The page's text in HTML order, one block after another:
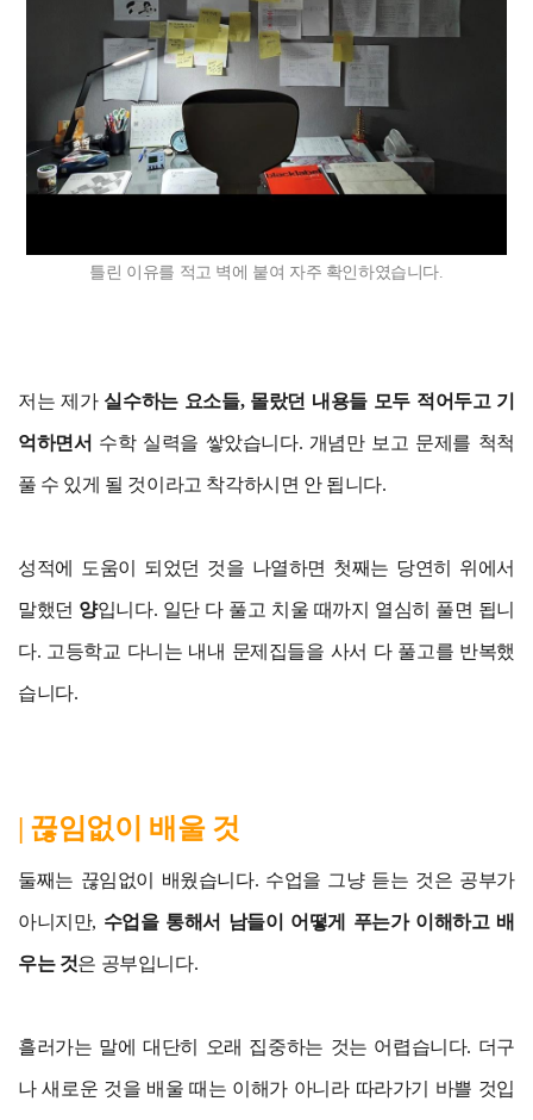
틀린 이유를 적고 벽에 붙여 자주 확인하였습니다.
저는 제가 실수하는 요소들, 몰랐던 내용들 모두 적어두고 기
억하면서 수학 실력을 쌓았습니다. 개념만 보고 문제를 척척
풀 수 있게 될 것이라고 착각하시면 안 됩니다.
성적에 도움이 되었던 것을 나열하면 첫째는 당연히 위에서
말했던 양입니다. 일단 다 풀고 치울 때까지 열심히 풀면 됩니
다. 고등학교 다니는 내내 문제집들을 사서 다 풀고를 반복했
습니다.
| 끊임없이 배울 것
둘째는 끊임없이 배웠습니다. 수업을 그냥 듣는 것은 공부가
아니지만, 수업을 통해서 남들이 어떻게 푸는가 이해하고 배
우는 것은 공부입니다.
흘러가는 말에 대단히 오래 집중하는 것는 어렵습니다. 더구
나 새로운 것을 배울 때는 이해가 아니라 따라가기 바쁠 것입